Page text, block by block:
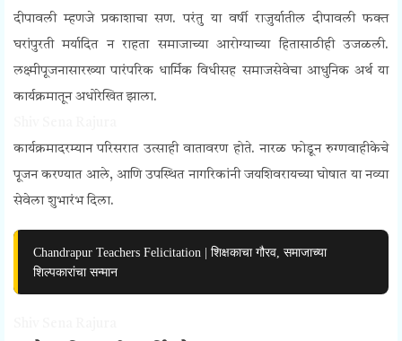
दीपावली म्हणजे प्रकाशाचा सण. परंतु या वर्षी राजुर्यातील दीपावली फक्त
घरांपुरती मर्यादित न राहता समाजाच्या आरोग्याच्या हितासाठीही उजळली.
लक्ष्मीपूजनासारख्या पारंपरिक धार्मिक विधीसह समाजसेवेचा आधुनिक अर्थ या
कार्यक्रमातून अधोरेखित झाला.
कार्यक्रमादरम्यान परिसरात उत्साही वातावरण होते. नारळ फोडून रुग्णवाहीकेचे
पूजन करण्यात आले, आणि उपस्थित नागरिकांनी जयशिवरायच्या घोषात या नव्या
सेवेला शुभारंभ दिला.
Chandrapur Teachers Felicitation | शिक्षकाचा गौरव, समाजाच्या
शिल्पकारांचा सन्मान